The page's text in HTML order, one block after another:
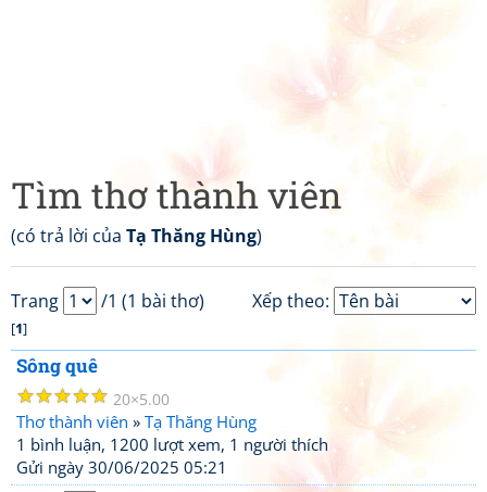
Tìm thơ thành viên
(có trả lời của Tạ Thăng Hùng)
Xếp theo:
Trang /1 (1 bài thơ)
[1]
Sông quê
☆
☆
☆
☆
☆ 20 5.00
Thơ thành viên » Tạ Thăng Hùng
1 bình luận, 1200 lượt xem, 1 người thích
Gửi ngày 30/06/2025 05:21